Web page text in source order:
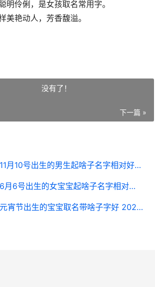
伶俐，是女孩取名常用字。
艳动人，芳香馥溢。
没有了！
下一篇 »
2026年11月10号出生的男生起啥子名字相对好 2026年11月10号是星期几?
2026年6月6号出生的女宝宝起啥子名字相对好 2026年6月6号出生的人取名字
2026年元宵节出生的宝宝取名带啥子字好 2026元宵节在几月几日